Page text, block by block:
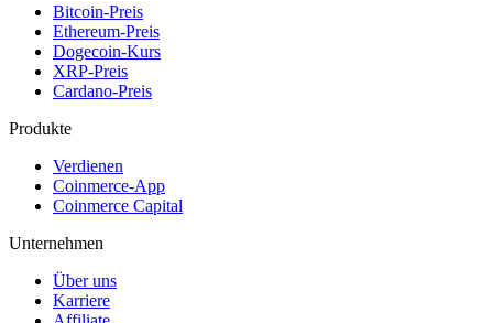
Bitcoin-Preis
Ethereum-Preis
Dogecoin-Kurs
XRP-Preis
Cardano-Preis
Produkte
Verdienen
Coinmerce-App
Coinmerce Capital
Unternehmen
Über uns
Karriere